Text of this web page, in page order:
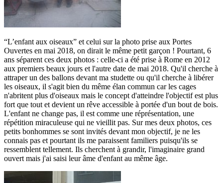
“L’enfant aux oiseaux” et celui sur la photo prise aux Portes
Ouvertes en mai 2018, on dirait le même petit garçon ! Pourtant, 6
ans séparent ces deux photos : celle-ci a été prise à Rome en 2012
aux premiers beaux jours et l'autre date de mai 2018. Qu'il cherche à
attraper un des ballons devant ma studette ou qu'il cherche à libérer
les oiseaux, il s'agit bien du même élan commun car les cages
n'abritent plus d'oiseaux mais le concept d'atteindre l'objectif est plus
fort que tout et devient un rêve accessible à portée d'un bout de bois.
L'enfant ne change pas, il est comme une réprésentation, une
répétition miraculeuse qui ne vieillit pas. Sur mes deux photos, ces
petits bonhommes se sont invités devant mon objectif, je ne les
connais pas et pourtant ils me paraissent familiers puisqu'ils se
ressemblent tellement. Ils cherchent à grandir, l'imaginaire grand
ouvert mais j'ai saisi leur âme d'enfant au même âge.